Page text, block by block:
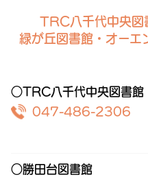
TRC八千代中央図
緑が丘図書館・オーエ
○TRC八千代中央図書館
047-486-2306
○勝田台図書館